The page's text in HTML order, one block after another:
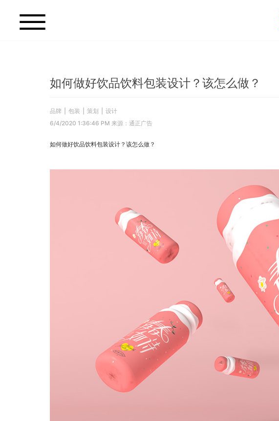
如何做好饮品饮料包装设计？该怎么做？
品牌 包装 策划
设计
6/4/2020 1:36:46 PM 来源：通正广告
如何做好饮品饮料包装设计？该怎么做？